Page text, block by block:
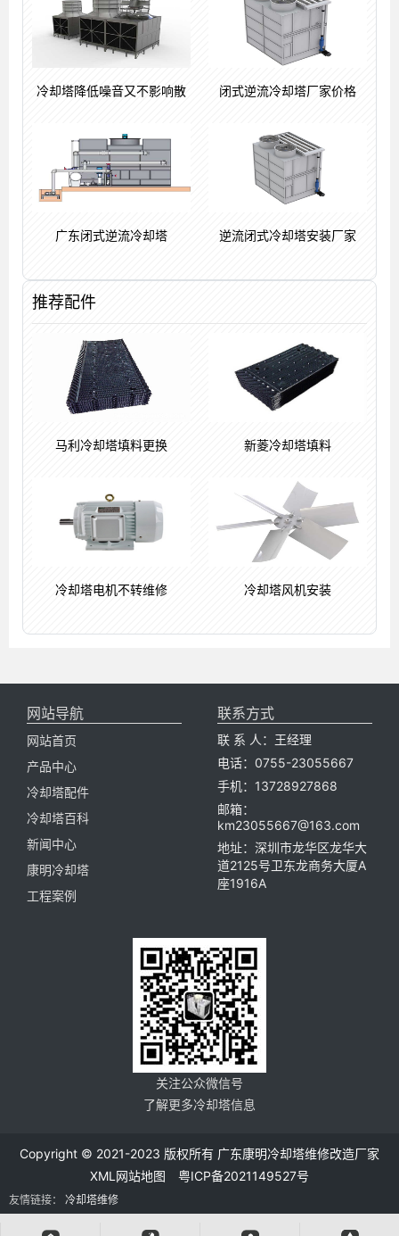
冷却塔降低噪音又不影响散 闭式逆流冷却塔厂家价格
广东闭式逆流冷却塔 逆流闭式冷却塔安装厂家
推荐配件
马利冷却塔填料更换 新菱冷却塔填料
冷却塔电机不转维修 冷却塔风机安装
网站导航
网站首页
产品中心
冷却塔配件
冷却塔百科
新闻中心
康明冷却塔
工程案例
联系方式
联 系 人：王经理
电话：0755-23055667
手机：13728927868
邮箱：
km23055667@163.com
地址：深圳市龙华区龙华大
道2125号卫东龙商务大厦A
座1916A
关注公众微信号
了解更多冷却塔信息
Copyright © 2021-2023 版权所有 广东康明冷却塔维修改造厂家
XML网站地图
粤ICP备2021149527号
友情链接： 冷却塔维修